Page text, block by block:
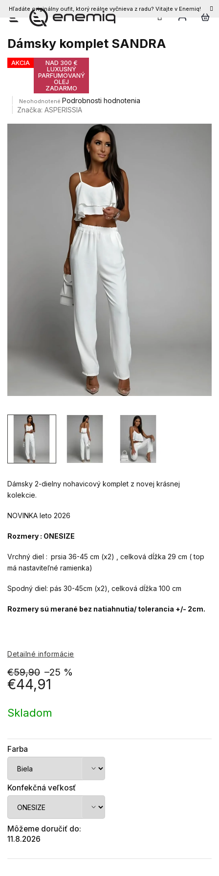
Prejsť
obsah
Hľadáte originálny oufit, ktorý reálne vyčnieva z radu? Vitajte v Enemiq!
Dámsky komplet SANDRA
AKCIA
NAD 300 €
LUXUSNÝ
PARFUMOVANÝ
OLEJ
ZADARMO
Priemerné
hodnotenie
Neohodnotené Podrobnosti hodnotenia
Značka:ASPERISSIA
€59,90 –25 %
€44,91
cena:
Skladom
Farba
Konfekčná veľkosť
Môžeme doručiť do:
11.8.2026
Dámsky 2-dielny nohavicový komplet z novej krásnej
kolekcie.
NOVINKA leto 2026
Rozmery : ONESIZE
Vrchný diel : prsia 36-45 cm (x2) , celková dĺžka 29 cm ( top
má nastaviteľné ramienka)
Spodný diel: pás 30-45cm (x2), celková dĺžka 100 cm
Rozmery sú merané bez natiahnutia/ tolerancia +/- 2cm.
Detailné informácie